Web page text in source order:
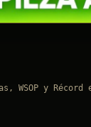
WSOP y